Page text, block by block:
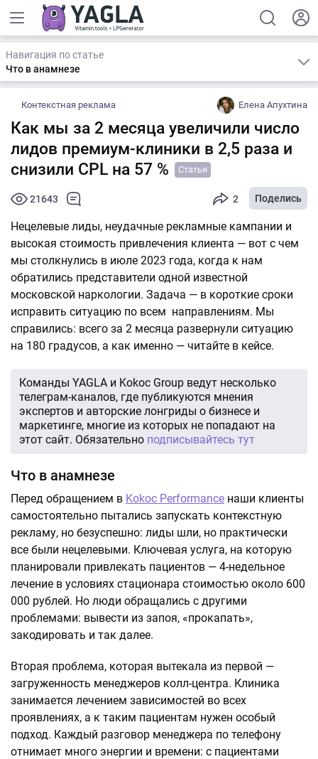
Навигация по статье
Что в анамнезе
Контекстная реклама Елена Апухтина
Как мы за 2 месяца увеличили число
лидов премиум-клиники в 2,5 раза и
снизили CPL на 57 %
Статья
21643 2 Поделись
Нецелевые лиды, неудачные рекламные кампании и
высокая стоимость привлечения клиента — вот с чем
мы столкнулись в июле 2023 года, когда к нам
обратились представители одной известной
московской наркологии. Задача — в короткие сроки
исправить ситуацию по всем направлениям. Мы
справились: всего за 2 месяца развернули ситуацию
на 180 градусов, а как именно — читайте в кейсе.
Команды YAGLA и Kokoc Group ведут несколько
телеграм-каналов, где публикуются мнения
экспертов и авторские лонгриды о бизнесе и
маркетинге, многие из которых не попадают на
этот сайт. Обязательно подписывайтесь тут
Что в анамнезе
Перед обращением в Kokoc Performance наши клиенты
самостоятельно пытались запускать контекстную
рекламу, но безуспешно: лиды шли, но практически
все были нецелевыми. Ключевая услуга, на которую
планировали привлекать пациентов — 4-недельное
лечение в условиях стационара стоимостью около 600
000 рублей. Но люди обращались с другими
проблемами: вывести из запоя, «прокапать»,
закодировать и так далее.
Вторая проблема, которая вытекала из первой —
загруженность менеджеров колл-центра. Клиника
занимается лечением зависимостей во всех
проявлениях, а к таким пациентам нужен особый
подход. Каждый разговор менеджера по телефону
отнимает много энергии и времени: с пациентами